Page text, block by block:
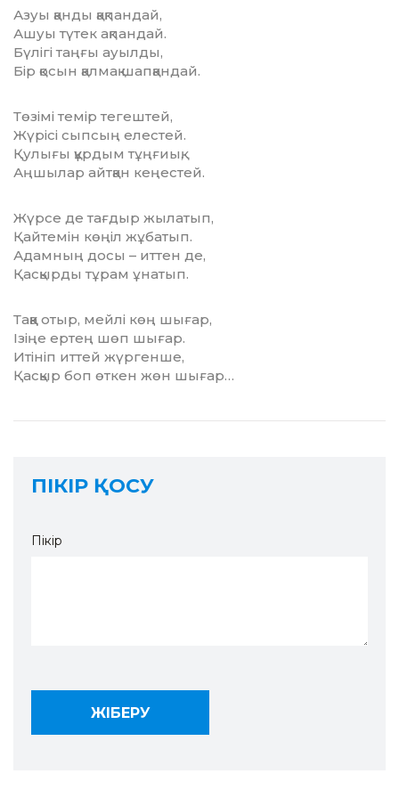
Азуы қанды қақпандай,
Ашуы түтек ақпандай.
Бүлігі таңғы ауылды,
Бір қосын қалмақ шапқандай.
Төзімі темір тегештей,
Жүрісі сыпсың елестей.
Қулығы құрдым тұңғиық,
Аңшылар айтқан кеңестей.
Жүрсе де тағдыр жылатып,
Қайтемін көңіл жұбатып.
Адамның досы – иттен де,
Қасқырды тұрам ұнатып.
Таққа отыр, мейлі көң шығар,
Ізіңе ертең шөп шығар.
Итініп иттей жүргенше,
Қасқыр боп өткен жөн шығар…
ПІКІР ҚОСУ
Пікір